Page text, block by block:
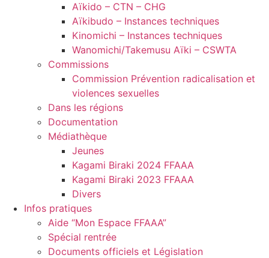
Aïkido – CTN – CHG
Aïkibudo – Instances techniques
Kinomichi – Instances techniques
Wanomichi/Takemusu Aïki – CSWTA
Commissions
Commission Prévention radicalisation et
violences sexuelles
Dans les régions
Documentation
Médiathèque
Jeunes
Kagami Biraki 2024 FFAAA
Kagami Biraki 2023 FFAAA
Divers
Infos pratiques
Aide “Mon Espace FFAAA”
Spécial rentrée
Documents officiels et Législation